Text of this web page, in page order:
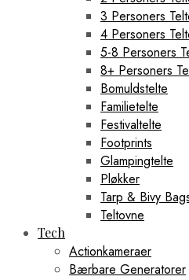
3 Personers
4 Personers
5-8 Personers
8+ Personers
Bomuldstelte
Familietelte
Festivaltelte
Footprints
Glampingtelte
Pløkker
Tarp & Bivy
Teltovne
Tech
Actionkameraer
Bærbare Generatorer